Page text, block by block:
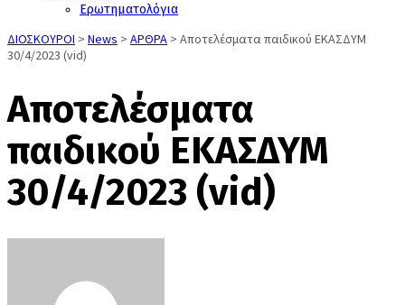
Ερωτηματολόγια
ΔΙΟΣΚΟΥΡΟΙ > News > ΑΡΘΡΑ > Αποτελέσματα παιδικού ΕΚΑΣΔΥΜ
30/4/2023 (vid)
Αποτελέσματα
παιδικού ΕΚΑΣΔΥΜ
30/4/2023 (vid)